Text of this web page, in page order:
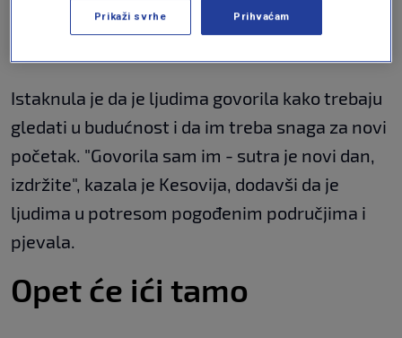
romsko selo. "Tekle su mi suze...", prisjetila se
Kesovija, dodavši da će imati još posjeta.
Istaknula je da je ljudima govorila kako trebaju
gledati u budućnost i da im treba snaga za novi
početak. "Govorila sam im - sutra je novi dan,
izdržite", kazala je Kesovija, dodavši da je
ljudima u potresom pogođenim područjima i
pjevala.
Opet će ići tamo
Prikaži svrhe Prihvaćam